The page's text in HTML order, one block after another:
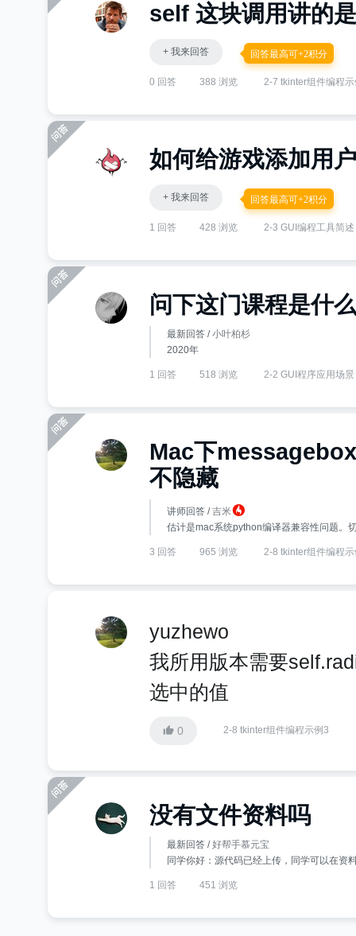
self 这块调用讲的
+ 我来回答 回答最高可+2积分
0 回答 388 浏览 2-7 tkinter组件编程
如何给游戏添加用
+ 我来回答 回答最高可+2积分
1 回答 428 浏览 2-3 GUI编程工具简述
问下这门课程是什
最新回答 /小叶柏杉
2020年
1 回答 518 浏览 2-2 GUI程序应用场景
Mac下
不隐藏
讲师回答 /吉米
估计是mac系统python编译器兼容性问题。
3 回答 965 浏览 2-8 tkinter组件编程
yuzhewo
我所用版本需要
选中的值
0 2-8 tkinter组件编程示例3
没有文件资料吗
最新回答 /好帮手慕元宝
同学你好：源代码已经上传，同学可以在资
1 回答 451 浏览